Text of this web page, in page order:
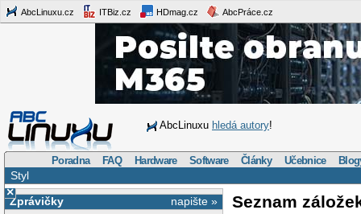
AbcLinuxu.cz ITBiz.cz HDmag.cz AbcPráce.cz
AbcLinuxu hledá autory!
Poradna FAQ Hardware Software Články Učebnice
Styl
×
napište »
Zprávičky
Seznam